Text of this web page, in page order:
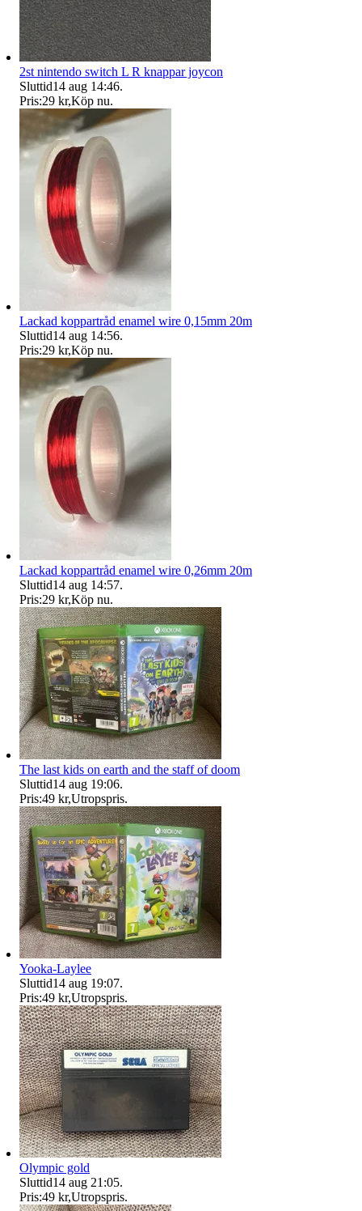
2st nintendo switch L R knappar joycon
Sluttid14 aug 14:46.
Pris:29 kr,Köp nu.
Lackad koppartråd enamel wire 0,15mm 20m
Sluttid14 aug 14:56.
Pris:29 kr,Köp nu.
Lackad koppartråd enamel wire 0,26mm 20m
Sluttid14 aug 14:57.
Pris:29 kr,Köp nu.
The last kids on earth and the staff of doom
Sluttid14 aug 19:06.
Pris:49 kr,Utropspris.
Yooka-Laylee
Sluttid14 aug 19:07.
Pris:49 kr,Utropspris.
Olympic gold
Sluttid14 aug 21:05.
Pris:49 kr,Utropspris.